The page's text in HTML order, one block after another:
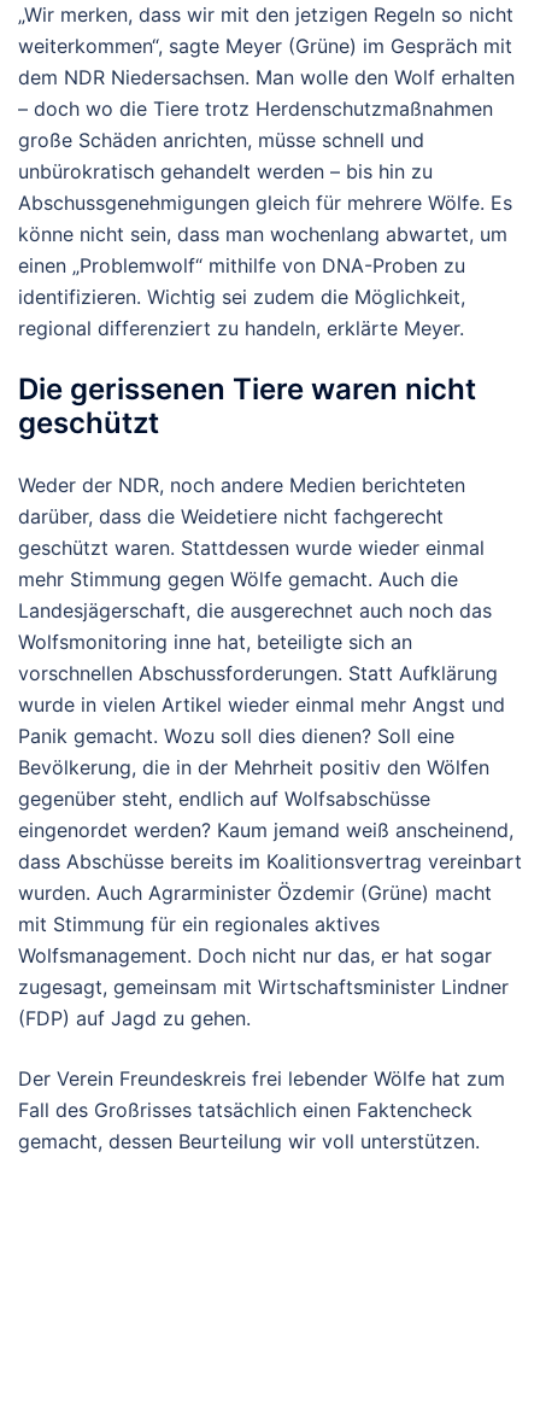
„Wir merken, dass wir mit den jetzigen Regeln so nicht
weiterkommen“, sagte Meyer (Grüne) im Gespräch mit
dem NDR Niedersachsen. Man wolle den Wolf erhalten
– doch wo die Tiere trotz Herdenschutzmaßnahmen
große Schäden anrichten, müsse schnell und
unbürokratisch gehandelt werden – bis hin zu
Abschussgenehmigungen gleich für mehrere Wölfe. Es
könne nicht sein, dass man wochenlang abwartet, um
einen „Problemwolf“ mithilfe von DNA-Proben zu
identifizieren. Wichtig sei zudem die Möglichkeit,
regional differenziert zu handeln, erklärte Meyer.
Die gerissenen Tiere waren nicht
geschützt
Weder der NDR, noch andere Medien berichteten
darüber, dass die Weidetiere nicht fachgerecht
geschützt waren. Stattdessen wurde wieder einmal
mehr Stimmung gegen Wölfe gemacht. Auch die
Landesjägerschaft, die ausgerechnet auch noch das
Wolfsmonitoring inne hat, beteiligte sich an
vorschnellen Abschussforderungen. Statt Aufklärung
wurde in vielen Artikel wieder einmal mehr Angst und
Panik gemacht. Wozu soll dies dienen? Soll eine
Bevölkerung, die in der Mehrheit positiv den Wölfen
gegenüber steht, endlich auf Wolfsabschüsse
eingenordet werden? Kaum jemand weiß anscheinend,
dass Abschüsse bereits im Koalitionsvertrag vereinbart
wurden. Auch Agrarminister Özdemir (Grüne) macht
mit Stimmung für ein regionales aktives
Wolfsmanagement. Doch nicht nur das, er hat sogar
zugesagt, gemeinsam mit Wirtschaftsminister Lindner
(FDP) auf Jagd zu gehen.
Der Verein Freundeskreis frei lebender Wölfe hat zum
Fall des Großrisses tatsächlich einen Faktencheck
gemacht, dessen Beurteilung wir voll unterstützen.